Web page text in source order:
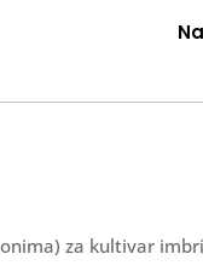
za kultivar